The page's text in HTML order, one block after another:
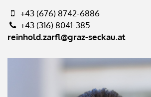
+43 (676) 8742-6886
+43 (316) 8041-385
reinhold.zarfl@graz-seckau.at